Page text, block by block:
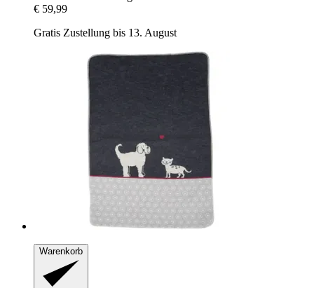
€ 59,99
Gratis Zustellung bis 13. August
Warenkorb